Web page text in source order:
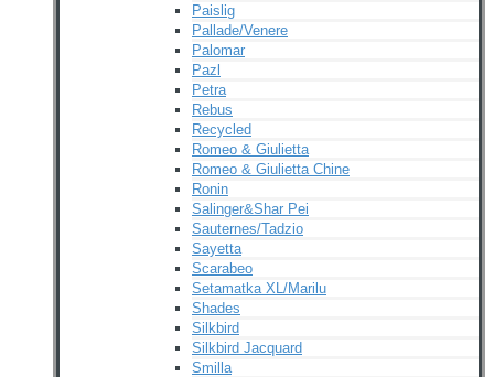
Paislig
Pallade/Venere
Palomar
Pazl
Petra
Rebus
Recycled
Romeo & Giulietta
Romeo & Giulietta Chine
Ronin
Salinger&Shar Pei
Sauternes/Tadzio
Sayetta
Scarabeo
Setamatka XL/Marilu
Shades
Silkbird
Silkbird Jacquard
Smilla